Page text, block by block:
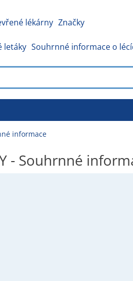
lékárny Značky
letáky Souhrnné informace o
informace
- Souhrnné